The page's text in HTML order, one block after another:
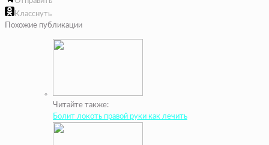
Класснуть
Похожие публикации
Читайте также:
Болит локоть правой руки как лечить